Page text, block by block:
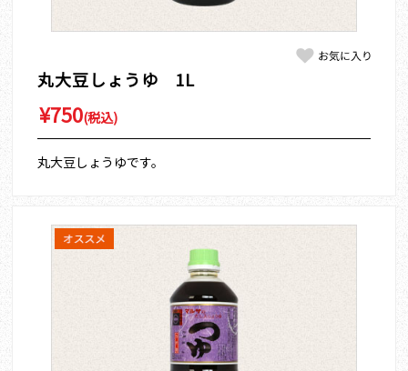
丸大豆しょうゆ 1L
¥750(税込)
丸大豆しょうゆです。